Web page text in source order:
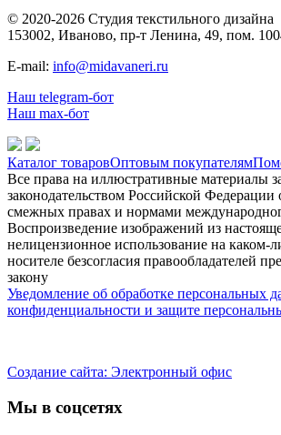
© 2020-2026 Студия текстильного дизайна
153002, Иваново, пр-т Ленина, 49, пом.
E-mail: info@midavaneri.ru
Наш telegram-бот
Наш max-бот
Каталог товаровОптовым покупателям
Все права на иллюстративные материалы
законодательством Российской Федерации
смежных правах и нормами
Воспроизведение изображений из
нелицензионное использование на каком-
носителе безсогласия правообладателей
закону
Уведомление об обработке персональных
конфиденциальности и защите
Создание сайта: Электронный офис
Мы в соцсетях